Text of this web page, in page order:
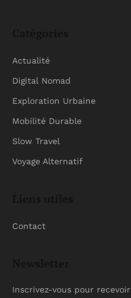
Actualité
Digital Nomad
Exploration Urbaine
Mobilité Durable
Slow Travel
Voyage Alternatif
Contact
Inscrivez-vous pour